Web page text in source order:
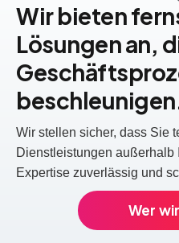
Wir bieten
Lösungen an,
Wir stellen sicher, dass Sie
Dienstleistungen außerhalb
Expertise zuverlässig und
Wer